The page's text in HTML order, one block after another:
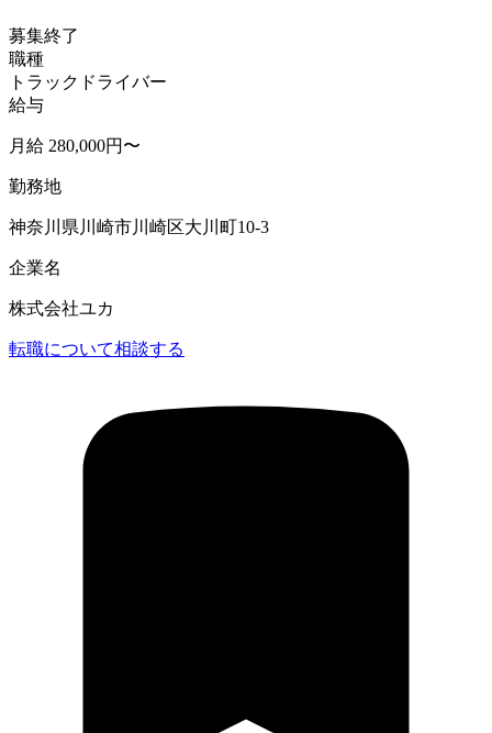
募集終了
職種
トラックドライバー
給与
月給 280,000円〜
勤務地
神奈川県川崎市川崎区大川町10-3
企業名
株式会社ユカ
転職について相談する